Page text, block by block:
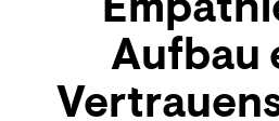
Aufbau